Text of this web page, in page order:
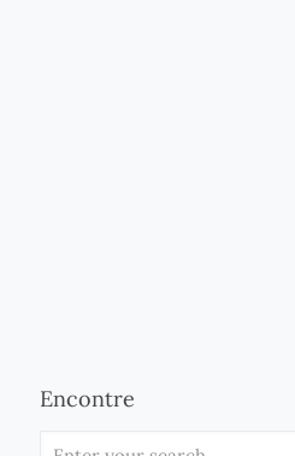
Encontre